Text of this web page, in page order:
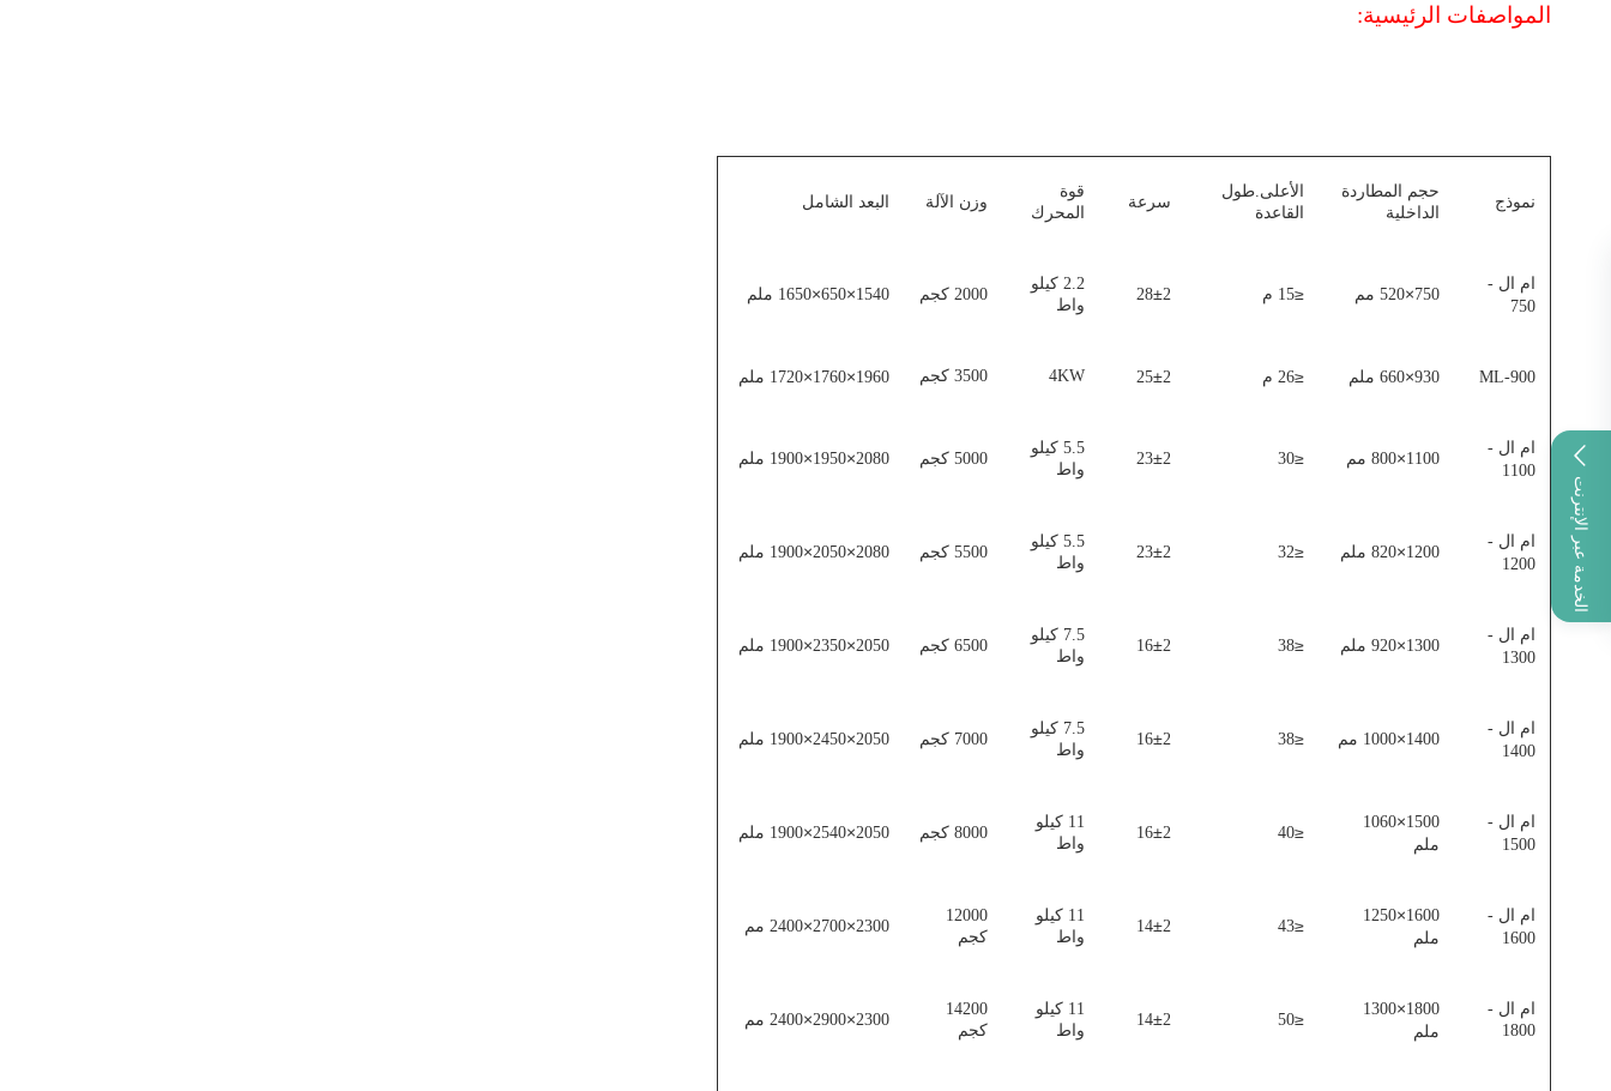
الخدمة عبر الإنترنت
المواصفات الرئيسية:
نموذج
حجم المطاردة
الداخلية
الأعلى.طول
القاعدة
سرعة
قوة
المحرك
وزن الآلة البعد الشامل
ام ال -
750
750
×520 مم ≤15 م 28±2
2.2 كيلو
واط
2000 كجم 1540
×
650
×1650 ملم
ML-900
930
×660 ملم ≤26 م 25±2
4KW 3500 كجم 1960
×
1760
×1720 ملم
ام ال -
1100
1100
×800 مم ≤
30
23±2
5.5 كيلو
واط
5000 كجم 2080
×
1950
×1900 ملم
ام ال -
1200
1200
×820 ملم ≤
32
23±2
5.5 كيلو
واط
5500 كجم 2080
×
2050
×1900 ملم
ام ال -
1300
1300
×920 ملم ≤
38
16±2
7.5 كيلو
واط
6500 كجم 2050
×
2350
×1900 ملم
ام ال -
1400
1400
×1000 مم ≤
38
16±2
7.5 كيلو
واط
7000 كجم 2050
×
2450
×1900 ملم
ام ال -
1500
1500
×
1060
ملم
≤
40
16±2
11 كيلو
واط
8000 كجم 2050
×
2540
×1900 ملم
ام ال -
1600
1600
×
1250
ملم
≤
43
14±2
11 كيلو
واط
12000
كجم
2300
×
2700
×2400 مم
ام ال -
1800
1800
×
1300
ملم
≤
50
14±2
11 كيلو
واط
14200
كجم
2300
×
2900
×2400 مم